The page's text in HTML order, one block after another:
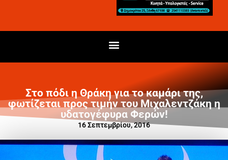
Στο πόδι η Θράκη για το καμάρι της,
φωτίζεται προς τιμήν του Μιχαλεντζάκη η
υδατογέφυρα Φερών!
16 Σεπτεμβρίου, 2016